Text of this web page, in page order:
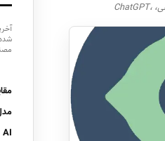
جدیدترین و مهم‌ترین مقالات هوش مصنوعی، ChatGPT،
AI در سال 2026